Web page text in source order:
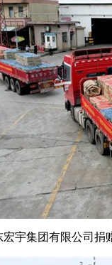
集团有限公司捐